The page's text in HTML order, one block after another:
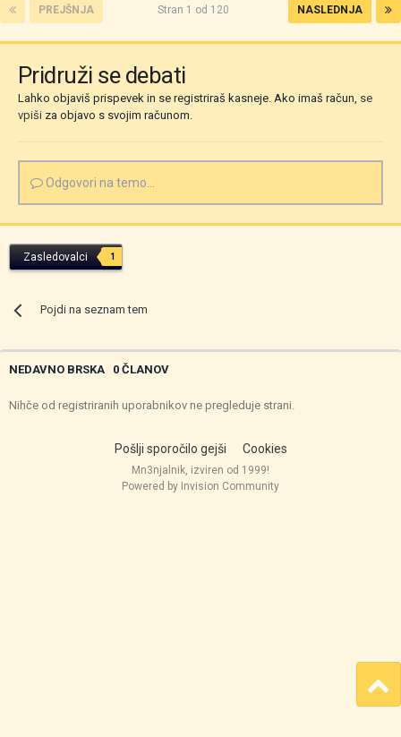
PREJŠNJA NASLEDNJA
Stran 1 od 120
Pridruži se debati
Lahko objaviš prispevek in se registriraš kasneje. Ako imaš račun, se
vpiši za objavo s svojim računom.
Odgovori na temo...
Zasledovalci 1
Pojdi na seznam tem
NEDAVNO BRSKA 0 ČLANOV
Nihče od registriranih uporabnikov ne pregleduje strani.
Pošlji sporočilo gejši Cookies
Mn3njalnik, izviren od 1999!
Powered by Invision Community